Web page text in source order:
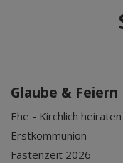
Glaube & Feiern
Ehe - Kirchlich heiraten
Erstkommunion
Fastenzeit 2026